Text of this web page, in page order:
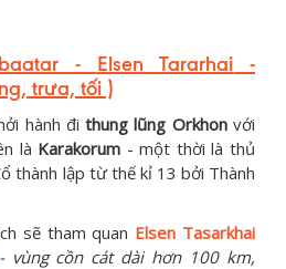
- Elsen Tararhai -
trưa, tối )
hành đithung lũng Orkhonvới
là Karakorum - một thời là thủ
thành lập từ thế kỉ 13 bởi Thành
sẽ tham quan Elsen Tasarkhai
- vùng cồn cát dài hơn 100 km,